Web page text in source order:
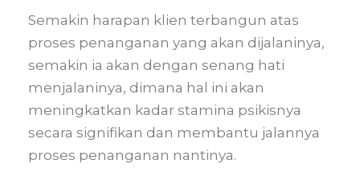
Semakin harapan klien terbangun atas
proses penanganan yang akan dijalaninya,
semakin ia akan dengan senang hati
menjalaninya, dimana hal ini akan
meningkatkan kadar stamina psikisnya
secara signifikan dan membantu jalannya
proses penanganan nantinya.